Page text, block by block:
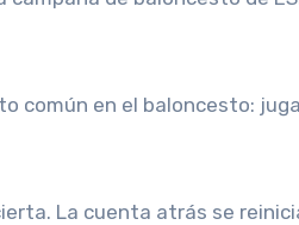
común en el baloncesto:
La cuenta atrás se